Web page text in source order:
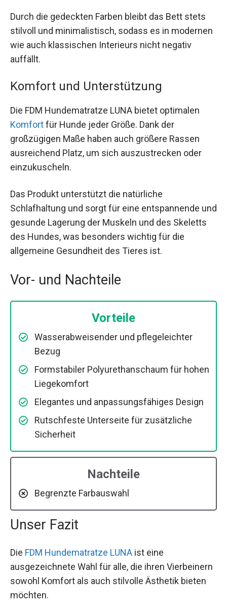
Durch die gedeckten Farben bleibt das Bett stets
stilvoll und minimalistisch, sodass es in modernen
wie auch klassischen Interieurs nicht negativ
auffällt.
Komfort und Unterstützung
Die FDM Hundematratze LUNA bietet optimalen
Komfortfür Hunde jeder Größe. Dank der
großzügigen Maße haben auch größere Rassen
ausreichend Platz, um sich auszustrecken oder
einzukuscheln.
Das Produkt unterstützt die natürliche
Schlafhaltung und sorgt für eine entspannende und
gesunde Lagerung der Muskeln und des Skeletts
des Hundes, was besonders wichtig für die
allgemeine Gesundheit des Tieres ist.
Vor- und Nachteile
Vorteile
Wasserabweisender und pflegeleichter
Bezug
Formstabiler Polyurethanschaum für hohen
Liegekomfort
Elegantes und anpassungsfähiges Design
Rutschfeste Unterseite für zusätzliche
Sicherheit
Nachteile
Begrenzte Farbauswahl
Unser Fazit
Die FDM Hundematratze LUNA ist eine
ausgezeichnete Wahl für alle, die ihren Vierbeinern
sowohl Komfort als auch stilvolle Ästhetik bieten
möchten.